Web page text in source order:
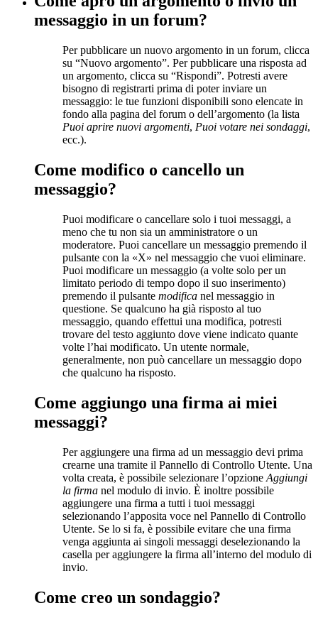
messaggio in un forum?
Per pubblicare un nuovo argomento in un forum, clicca
su “Nuovo argomento”. Per pubblicare una risposta ad
un argomento, clicca su “Rispondi”. Potresti avere
bisogno di registrarti prima di poter inviare un
messaggio: le tue funzioni disponibili sono elencate in
fondo alla pagina del forum o dell’argomento (la lista
Puoi aprire nuovi argomenti, Puoi votare nei sondaggi,
ecc.).
Come modifico o cancello un
messaggio?
Puoi modificare o cancellare solo i tuoi messaggi, a
meno che tu non sia un amministratore o un
moderatore. Puoi cancellare un messaggio premendo il
pulsante con la «X» nel messaggio che vuoi eliminare.
Puoi modificare un messaggio (a volte solo per un
limitato periodo di tempo dopo il suo inserimento)
premendo il pulsante modifica nel messaggio in
questione. Se qualcuno ha già risposto al tuo
messaggio, quando effettui una modifica, potresti
trovare del testo aggiunto dove viene indicato quante
volte l’hai modificato. Un utente normale,
generalmente, non può cancellare un messaggio dopo
che qualcuno ha risposto.
Come aggiungo una firma ai miei
messaggi?
Per aggiungere una firma ad un messaggio devi prima
crearne una tramite il Pannello di Controllo Utente. Una
volta creata, è possibile selezionare l’opzione Aggiungi
la firma nel modulo di invio. È inoltre possibile
aggiungere una firma a tutti i tuoi messaggi
selezionando l’apposita voce nel Pannello di Controllo
Utente. Se lo si fa, è possibile evitare che una firma
venga aggiunta ai singoli messaggi deselezionando la
casella per aggiungere la firma all’interno del modulo di
invio.
Come creo un sondaggio?